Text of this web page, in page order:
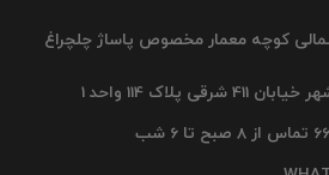
شمالی کوچه معمار مخصوص پاساژ چلچراغ